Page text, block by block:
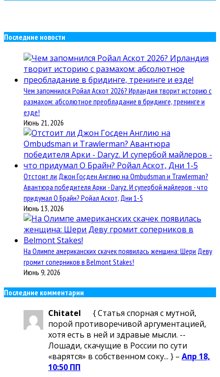
Последние новости
Чем запомнился Ройал Аскот 2026? Ирландия творит историю с
размахом: абсолютное преобладание в бридинге, тренинге и
езде!
Июнь 21, 2026
Отстоит ли Джон Госден Англию на Ombudsman и Trawlerman?
Авантюра победителя Арки - Daryz. И супербой майлеров - что
придумал О Брайн? Ройал Аскот, Дни 1-5
Июнь 13, 2026
На Олимпе американских скачек появилась женщина: Шери Деву
громит соперников в Belmont Stakes!
Июнь 9, 2026
Последние комментарии
Chitatel
{ Статья спорная с мутной,
порой противоречивой аргументацией,
хотя есть в ней и здравые мысли. --
Лошади, скачущие в России по сути
«варятся» в собственном соку... } – Апр 18,
10:50 ПП